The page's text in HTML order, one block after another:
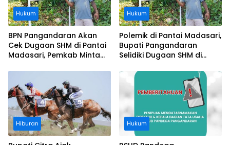
Hukum
BPN Pangandaran Akan
Cek Dugaan SHM di Pantai
Madasari, Pemkab Minta
Hukum
Polemik di Pantai Madasari,
Bupati Pangandaran
Selidiki Dugaan SHM di
Pantai
Hiburan Hukum